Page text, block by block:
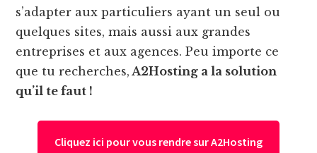
s’adapter aux particuliers ayant un seul ou
quelques sites, mais aussi aux grandes
entreprises et aux agences. Peu importe ce
que tu recherches, A2Hosting a la solution
qu’il te faut !
Cliquez ici pour vous rendre sur A2Hosting